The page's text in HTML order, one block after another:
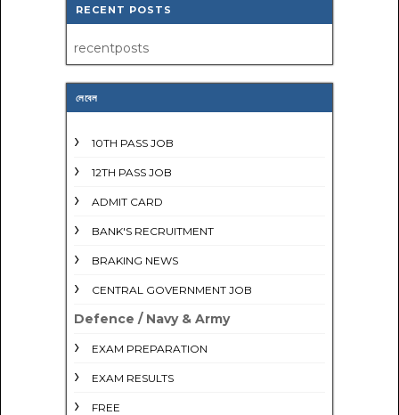
RECENT POSTS
recentposts
লেবেল
10TH PASS JOB
12TH PASS JOB
ADMIT CARD
BANK'S RECRUITMENT
BRAKING NEWS
CENTRAL GOVERNMENT JOB
Defence / Navy & Army
EXAM PREPARATION
EXAM RESULTS
FREE